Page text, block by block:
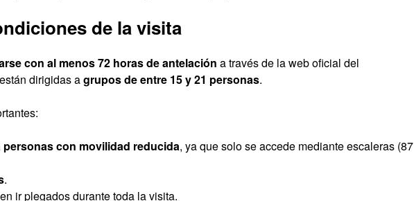
de la visita
con al menos 72 horas de antelación a través de la web oficial del
dirigidas agrupos de entre 15 y 21 personas.
personas con movilidad reducida, ya que solo se accede mediante escaleras (87
.
ir plegados durante toda la visita.